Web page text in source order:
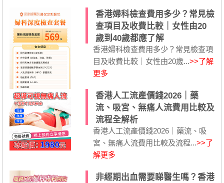
香港婦科檢查費用多少？常見檢
查項目及收費比較｜女性由20
歲到40歲都應了解
香港婦科檢查費用多少？常見檢查項
目及收費比較｜女性由20歲...>>了解
更多
香港人工流產價錢2026｜藥
流、吸宮、無痛人流費用比較及
流程全解析
香港人工流產價錢2026｜藥流、吸
宮、無痛人流費用比較及流程...>>了
解更多
非經期出血需要睇醫生嗎？香港